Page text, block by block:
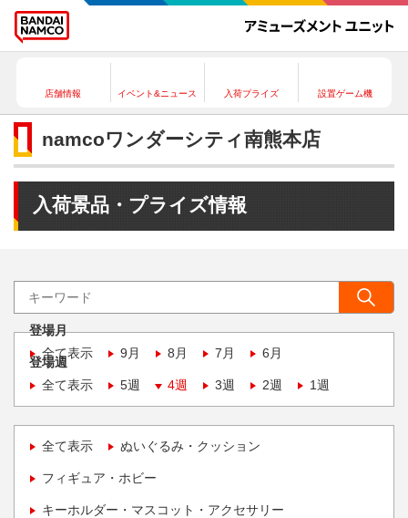
店舗情報 イベント&ニュース 入荷プライズ 設置ゲーム機
namcoワンダーシティ南熊本店
入荷景品・プライズ情報
登場月
全て表示
9月 8月 7月 6月
登場週
全て表示
5週 4週 3週 2週 1週
全て表示 ぬいぐるみ・クッション
フィギュア・ホビー
キーホルダー・マスコット・アクセサリー